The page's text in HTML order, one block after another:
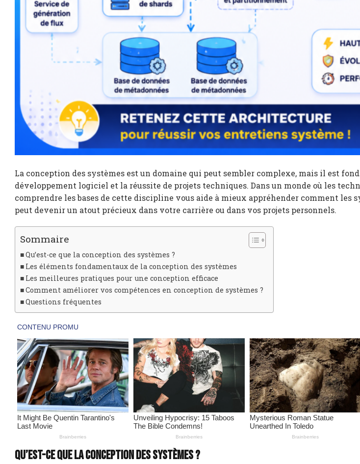
La conception des systèmes est un domaine qui peut sembler complexe, mais il est
développement logiciel et la réussite de projets techniques. Dans un monde où les
comprendre les bases de cette discipline vous aide à mieux appréhender comment les
peut devenir un atout précieux dans votre carrière ou dans vos projets personnels.
Sommaire
Qu’est-ce que la conception des systèmes ?
Les éléments fondamentaux de la conception des systèmes
Les meilleures pratiques pour une conception efficace
Comment améliorer vos compétences en conception de systèmes ?
Questions fréquentes
Qu’est-ce que la conception des systèmes ?